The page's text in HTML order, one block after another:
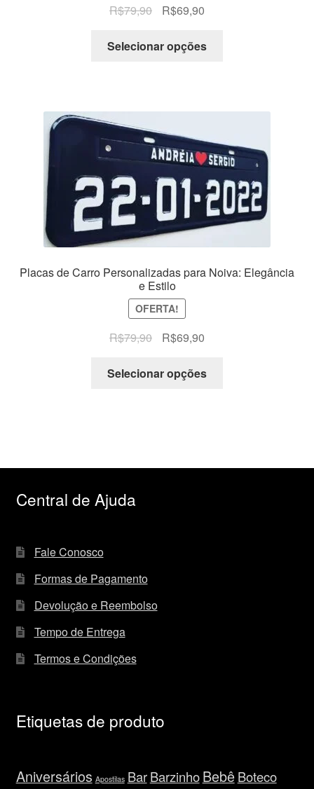
R$79,90
O
original
R$69,90O
atual
Selecionar opções
Placas de Carro Personalizadas para Noiva: Elegância
e Estilo
OFERTA!
R$79,90
O
original
R$69,90O
atual
Selecionar opções
Central de Ajuda
Fale Conosco
Formas de Pagamento
Devolução e Reembolso
Tempo de Entrega
Termos e Condições
Etiquetas de produto
Aniversários Apostilas Bar Barzinho Bebê Boteco